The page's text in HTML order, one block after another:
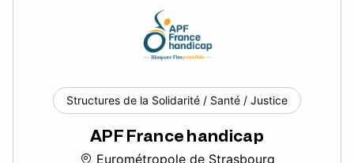
Structures de la Solidarité / Santé / Justice
APF France handicap
Eurométropole de Strasbourg